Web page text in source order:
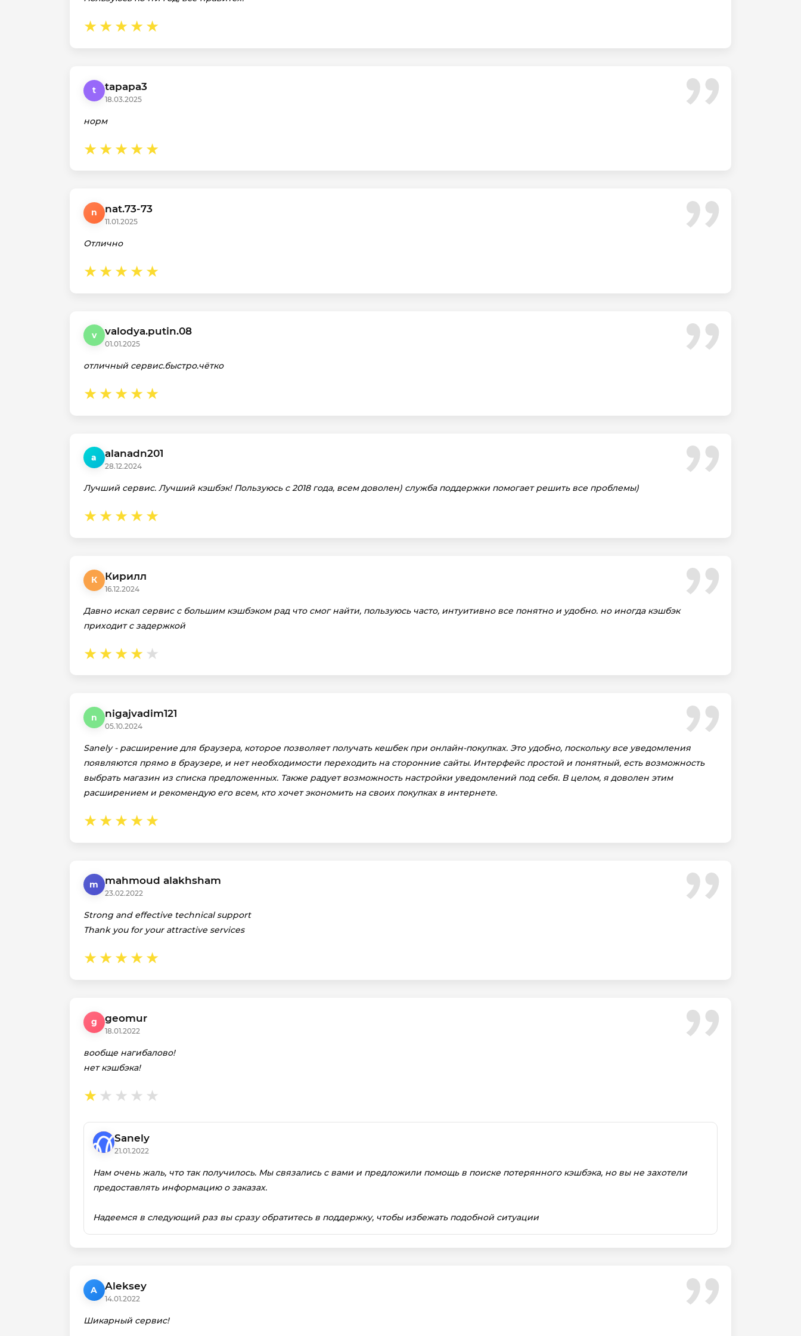
t tapapa3
18.03.2025
норм
n nat.73-73
11.01.2025
Отлично
v valodya.putin.08
01.01.2025
отличный сервис.быстро.чётко
a alanadn201
28.12.2024
Лучший сервис. Лучший кэшбэк! Пользуюсь с 2018 года, всем доволен) служба поддержки помогает решить все проблемы)
К Кирилл
16.12.2024
Давно искал сервис с большим кэшбэком рад что смог найти, пользуюсь часто, интуитивно все понятно и удобно. но иногда кэшбэк
приходит с задержкой
n nigajvadim121
05.10.2024
Sanely - расширение для браузера, которое позволяет получать кешбек при онлайн-покупках. Это удобно, поскольку все уведомления
появляются прямо в браузере, и нет необходимости переходить на сторонние сайты. Интерфейс простой и понятный, есть возможность
выбрать магазин из списка предложенных. Также радует возможность настройки уведомлений под себя. В целом, я доволен этим
расширением и рекомендую его всем, кто хочет экономить на своих покупках в интернете.
m mahmoud alakhsham
23.02.2022
Strong and effective technical support
Thank you for your attractive services
g geomur
18.01.2022
вообще нагибалово!
нет кэшбэка!
Sanely
21.01.2022
Нам очень жаль, что так получилось. Мы связались с вами и предложили помощь в поиске потерянного кэшбэка, но вы не захотели
предоставлять информацию о заказах.
Надеемся в следующий раз вы сразу обратитесь в поддержку, чтобы избежать подобной ситуации
A Aleksey
14.01.2022
Шикарный сервис!